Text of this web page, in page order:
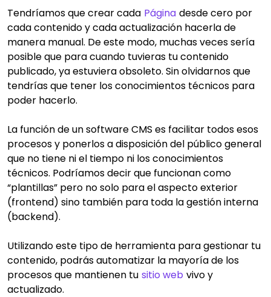
Tendríamos que crear cada Página desde cero por
cada contenido y cada actualización hacerla de
manera manual. De este modo, muchas veces sería
posible que para cuando tuvieras tu contenido
publicado, ya estuviera obsoleto. Sin olvidarnos que
tendrías que tener los conocimientos técnicos para
poder hacerlo.
La función de un software CMS es facilitar todos esos
procesos y ponerlos a disposición del público general
que no tiene ni el tiempo ni los conocimientos
técnicos. Podríamos decir que funcionan como
“plantillas” pero no solo para el aspecto exterior
(frontend) sino también para toda la gestión interna
(backend).
Utilizando este tipo de herramienta para gestionar tu
contenido, podrás automatizar la mayoría de los
procesos que mantienen tu sitio web vivo y
actualizado.